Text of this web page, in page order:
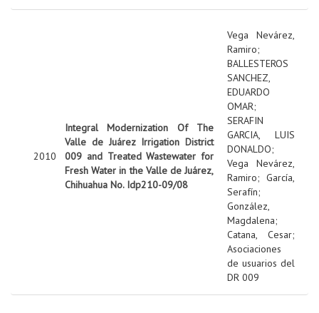
2010
Integral Modernization Of The
Valle de Juárez Irrigation District
009 and Treated Wastewater for
Fresh Water in the Valle de Juárez,
Chihuahua No. Idp210-09/08
Vega Nevárez,
Ramiro;
BALLESTEROS
SANCHEZ,
EDUARDO
OMAR;
SERAFIN
GARCIA, LUIS
DONALDO;
Vega Nevárez,
Ramiro; García,
Serafín;
González,
Magdalena;
Catana, Cesar;
Asociaciones
de usuarios del
DR 009